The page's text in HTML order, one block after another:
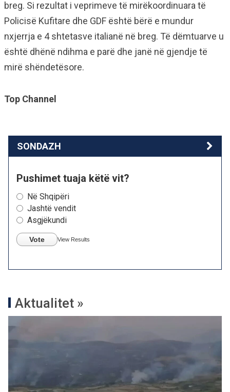
breg. Si rezultat i veprimeve të mirëkoordinuara të
Policisë Kufitare dhe GDF është bërë e mundur
nxjerrja e 4 shtetasve italianë në breg. Të dëmtuarve u
është dhënë ndihma e parë dhe janë në gjendje të
mirë shëndetësore.
Top Channel
SONDAZH
Pushimet tuaja këtë vit?
Në Shqipëri
Jashtë vendit
Asgjëkundi
Vote View Results
Aktualitet »